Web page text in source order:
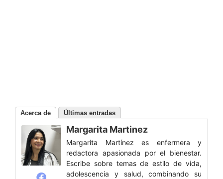
Acerca de Últimas entradas
Margarita Martinez
Margarita Martínez es enfermera y
redactora apasionada por el bienestar.
Escribe sobre temas de estilo de vida,
adolescencia y salud, combinando su